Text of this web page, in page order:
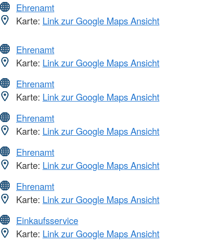
Ehrenamt
Karte: Link zur Google Maps Ansicht
Ehrenamt
Karte: Link zur Google Maps Ansicht
Ehrenamt
Karte: Link zur Google Maps Ansicht
Ehrenamt
Karte: Link zur Google Maps Ansicht
Ehrenamt
Karte: Link zur Google Maps Ansicht
Ehrenamt
Karte: Link zur Google Maps Ansicht
Einkaufsservice
Karte: Link zur Google Maps Ansicht